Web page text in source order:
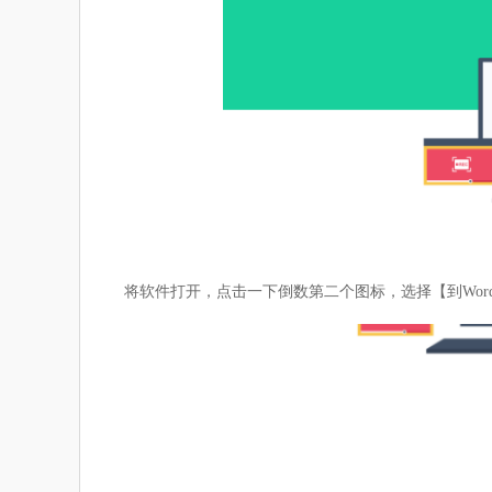
将软件打开，点击一下倒数第二个图标，选择【到